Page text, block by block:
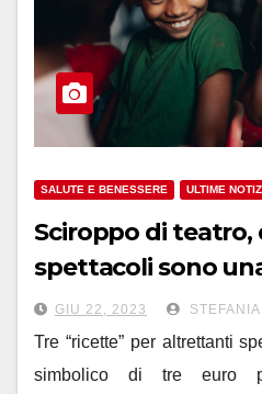
SALUTE E BENESSERE ULTIME
Sciroppo di
spettacoli sono
GIU 22, 2023
Tre “ricette” per altrettanti
simbolico di tre euro